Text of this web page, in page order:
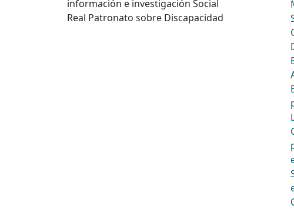
información e investigación Social
Real Patronato sobre Discapacidad